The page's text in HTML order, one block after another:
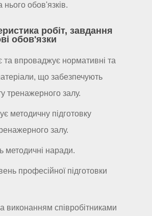
обов'язків.
робіт, завдання
обов'язки
та впроваджує нормативні та
що забезпечують
тренажерного залу.
методичну підготовку
залу.
методичні наради.
професійної підготовки
виконанням співробітниками